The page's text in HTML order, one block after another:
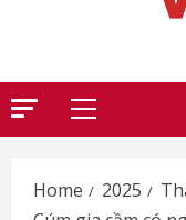
Primary
Home 2025